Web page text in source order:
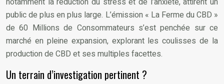
public de plus en plus large. L’émission « La Ferme du CBD »
de 60 Millions de Consommateurs s’est penchée sur ce
marché en pleine expansion, explorant les coulisses de la
production de CBD et ses multiples facettes.
Un terrain d’investigation pertinent ?